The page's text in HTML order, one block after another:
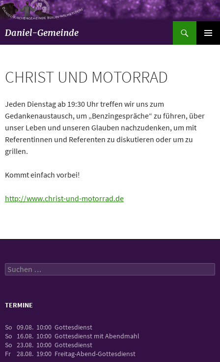
Daniel-Gemeinde
CHRIST UND MOTORRAD
Jeden Dienstag ab 19:30 Uhr treffen wir uns zum
Gedankenaustausch, um „Benzingespräche“ zu führen, über
unser Leben und unseren Glauben nachzudenken, um mit
Referentinnen und Referenten zu diskutieren oder um zu
grillen.
Kommt einfach vorbei!
http://www.christ-und-motorrad.de
Suchen
nach:
TERMINE
So 09.08. 10:00 Gottesdienst
So
16.08. 10:00 Gottesdienst mit Abendmahl
So 23.08. 10:00 Gottesdienst
Fr
28.08. 19:00 Freitag-Abend-Gottesdienst